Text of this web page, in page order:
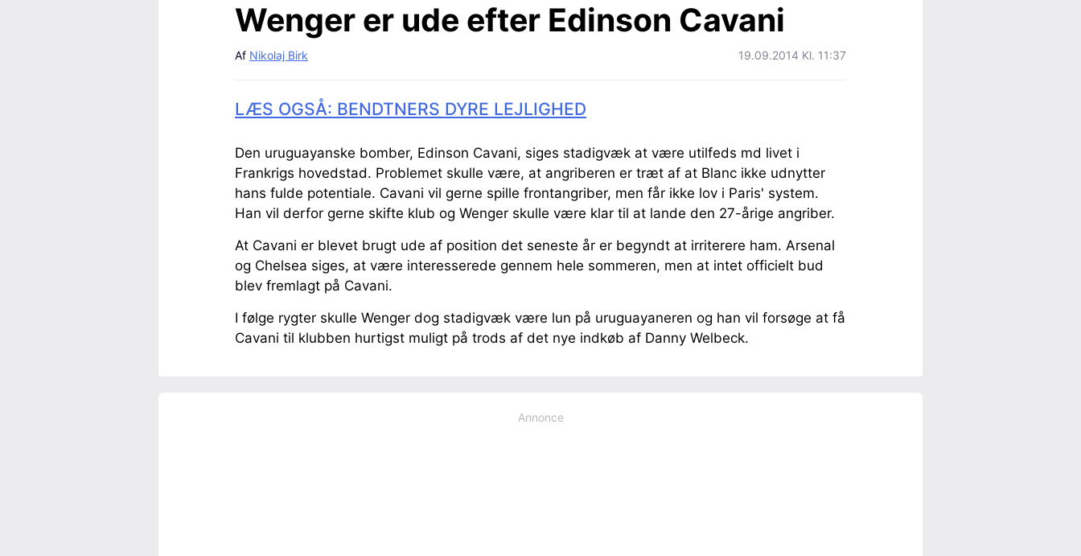
Wenger er ude efter Edinson Cavani
Af Nikolaj Birk 19.09.2014 Kl. 11:37
LÆS OGSÅ: BENDTNERS DYRE LEJLIGHED
Den uruguayanske bomber, Edinson Cavani, siges stadigvæk at være utilfeds md livet i
Frankrigs hovedstad. Problemet skulle være, at angriberen er træt af at Blanc ikke udnytter
hans fulde potentiale. Cavani vil gerne spille frontangriber, men får ikke lov i Paris' system.
Han vil derfor gerne skifte klub og Wenger skulle være klar til at lande den 27-årige angriber.
At Cavani er blevet brugt ude af position det seneste år er begyndt at irriterere ham. Arsenal
og Chelsea siges, at være interesserede gennem hele sommeren, men at intet officielt bud
blev fremlagt på Cavani.
I følge rygter skulle Wenger dog stadigvæk være lun på uruguayaneren og han vil forsøge at få
Cavani til klubben hurtigst muligt på trods af det nye indkøb af Danny Welbeck.
Annonce